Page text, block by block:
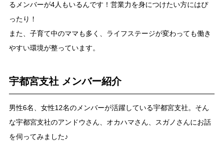
るメンバーが4人もいるんです！営業力を身につけたい方にはぴ
ったり！
また、子育て中のママも多く、ライフステージが変わっても働き
やすい環境が整っています。
宇都宮支社 メンバー紹介
男性6名、女性12名のメンバーが活躍している宇都宮支社。そん
な宇都宮支社のアンドウさん、オカハマさん、スガノさんにお話
を伺ってみました♪